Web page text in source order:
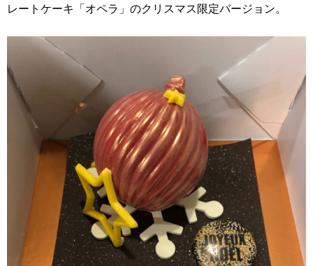
レートケーキ「オペラ」のクリスマス限定バージョン。